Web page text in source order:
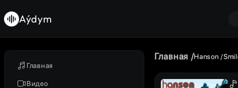
Главная
Видео
Aýdym
Главная Hanson